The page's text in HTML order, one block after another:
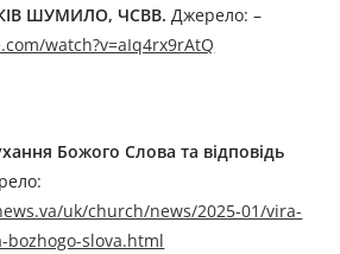
ШУМИЛО, ЧСВВ.Джерелo: –
watch?v=aIq4rx9rAtQ
Божого Слова та відповідь
uk/church/news/2025-01/vira-
bozhogo-slova.html